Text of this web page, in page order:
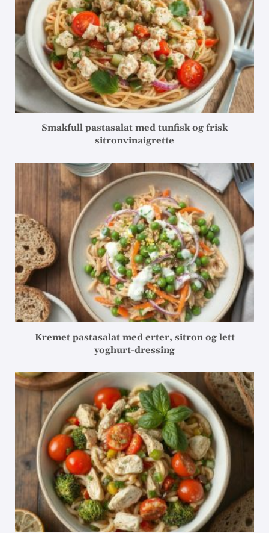
Smakfull pastasalat med tunfisk og frisk
sitronvinaigrette
Kremet pastasalat med erter, sitron og lett
yoghurt-dressing